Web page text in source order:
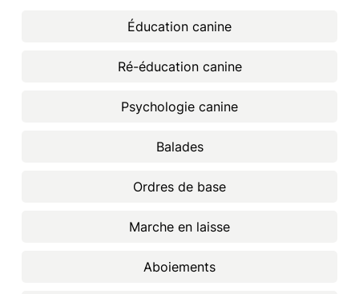
Éducation canine
Ré-éducation canine
Psychologie canine
Balades
Ordres de base
Marche en laisse
Aboiements